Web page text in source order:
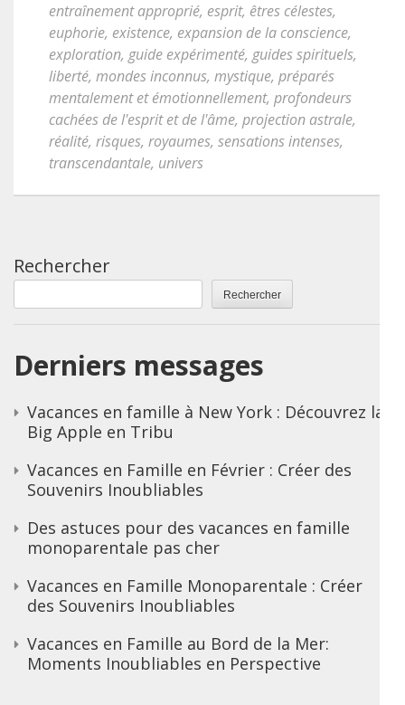
entraînement approprié, esprit, êtres célestes,
euphorie, existence, expansion de la conscience,
exploration, guide expérimenté, guides spirituels,
liberté, mondes inconnus, mystique, préparés
mentalement et émotionnellement, profondeurs
cachées de l'esprit et de l'âme, projection astrale,
réalité, risques, royaumes, sensations intenses,
transcendantale, univers
Rechercher
Rechercher
Derniers messages
Vacances en famille à New York : Découvrez la
Big Apple en Tribu
Vacances en Famille en Février : Créer des
Souvenirs Inoubliables
Des astuces pour des vacances en famille
monoparentale pas cher
Vacances en Famille Monoparentale : Créer
des Souvenirs Inoubliables
Vacances en Famille au Bord de la Mer:
Moments Inoubliables en Perspective